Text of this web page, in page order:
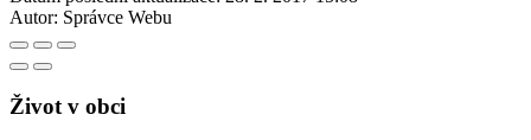
Autor: Správce Webu
Život v obci